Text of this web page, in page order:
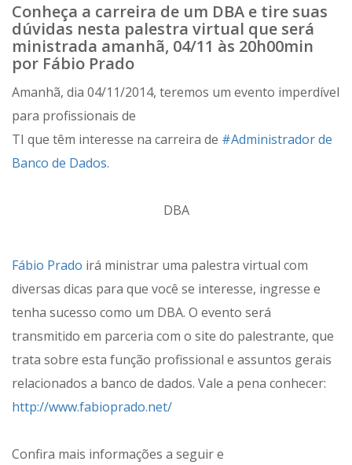
Conheça a carreira de um DBA e tire suas
dúvidas nesta palestra virtual que será
ministrada amanhã, 04/11 às 20h00min
por Fábio Prado
Amanhã, dia 04/11/2014, teremos um evento imperdível
para profissionais de
TI que têm interesse na carreira de #Administrador de
Banco de Dados.
DBA
Fábio Prado irá ministrar uma palestra virtual com
diversas dicas para que você se interesse, ingresse e
tenha sucesso como um DBA. O evento será
transmitido em parceria com o site do palestrante, que
trata sobre esta função profissional e assuntos gerais
relacionados a banco de dados. Vale a pena conhecer:
http://www.fabioprado.net/
Confira mais informações a seguir e